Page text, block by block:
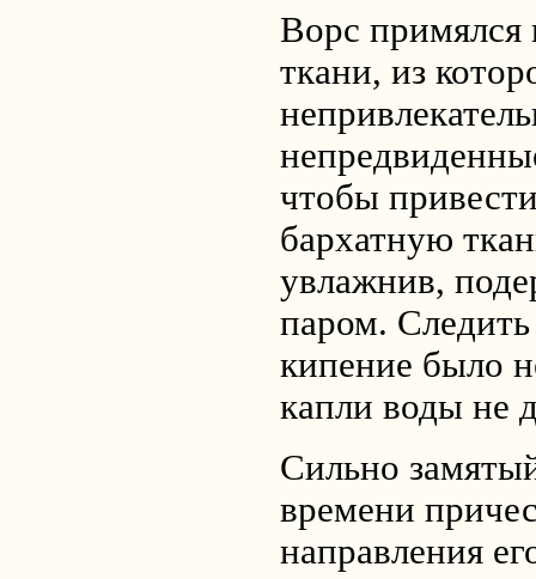
Ворс примялся
ткани, из
чтобы
бархатную
увлажнив,
паром.
кипение было
капли воды не
Сильно
времени
направления